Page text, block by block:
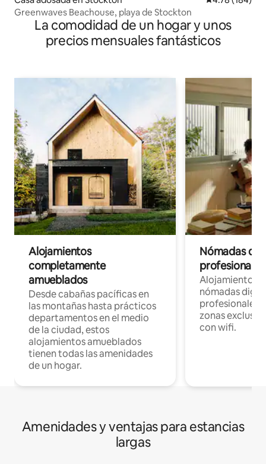
Greenwaves Beachouse, playa de Stockton
La comodidad de un hogar y unos
precios mensuales fantásticos
Alojamientos
completamente
amueblados
Desde cabañas pacíficas en
las montañas hasta prácticos
departamentos en el medio
de la ciudad, estos
alojamientos amueblados
tienen todas las amenidades
de un hogar.
Nómadas
Alojamientos
nómadas
profesionales
zonas
con wifi.
Amenidades y ventajas para estancias
largas